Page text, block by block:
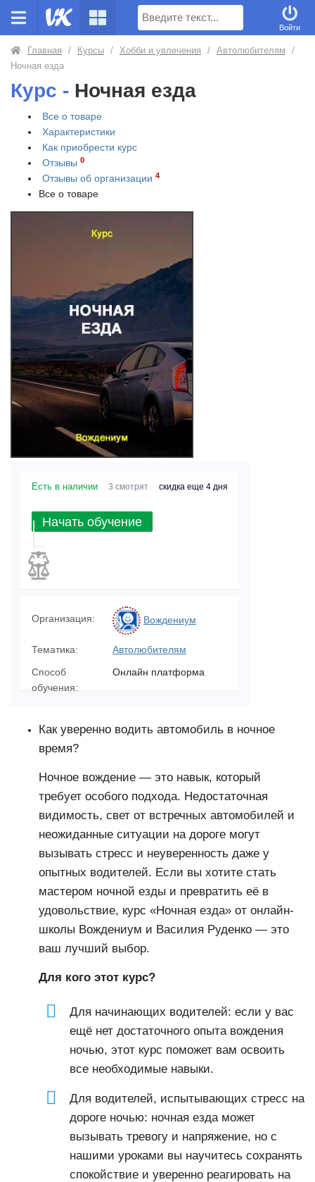
Поиск
Войти
Главная / Курсы / Хобби и увлечения / Автолюбителям
/
Ночная езда
Курс - Ночная езда
Все о товаре
Характеристики
Как приобрести курс
Отзывы 0
Отзывы об организации 4
Все о товаре
Есть в наличии 3 смотрят скидка еще 4 дня
Начать обучение
Организация: Вождениум
Тематика:
Автолюбителям
Способ
обучения:
Онлайн платформа
Как уверенно водить автомобиль в ночное
время?
Ночное вождение — это навык, который
требует особого подхода. Недостаточная
видимость, свет от встречных автомобилей и
неожиданные ситуации на дороге могут
вызывать стресс и неуверенность даже у
опытных водителей. Если вы хотите стать
мастером ночной езды и превратить её в
удовольствие, курс «Ночная езда» от онлайн-
школы Вождениум и Василия Руденко — это
ваш лучший выбор.
Для кого этот курс?
Для начинающих водителей: если у вас
ещё нет достаточного опыта вождения
ночью, этот курс поможет вам освоить
все необходимые навыки.
Для водителей, испытывающих стресс на
дороге ночью: ночная езда может
вызывать тревогу и напряжение, но с
нашими уроками вы научитесь сохранять
спокойствие и уверенно реагировать на